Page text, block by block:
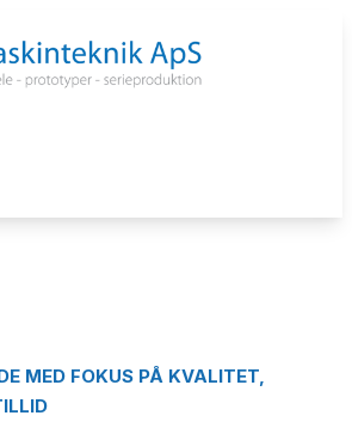
MED FOKUS PÅ KVALITET,